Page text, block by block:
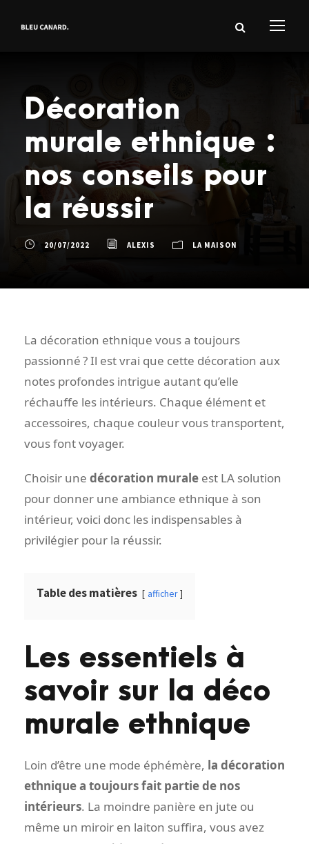
Décoration
murale ethnique :
nos conseils pour
la réussir
20/07/2022 ALEXIS LA MAISON
La décoration ethnique vous a toujours
passionné ? Il est vrai que cette décoration aux
notes profondes intrigue autant qu’elle
réchauffe les intérieurs. Chaque élément et
accessoires, chaque couleur vous transportent,
vous font voyager.
Choisir une décoration murale est LA solution
pour donner une ambiance ethnique à son
intérieur, voici donc les indispensables à
privilégier pour la réussir.
Table des matières afficher
Les essentiels à
savoir sur la déco
murale ethnique
Loin d’être une mode éphémère, la décoration
ethnique a toujours fait partie de nos
intérieurs. La moindre panière en jute ou
même un miroir en laiton suffira, vous avez